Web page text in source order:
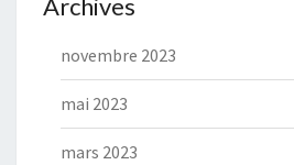
Archives
novembre 2023
mai 2023
mars 2023